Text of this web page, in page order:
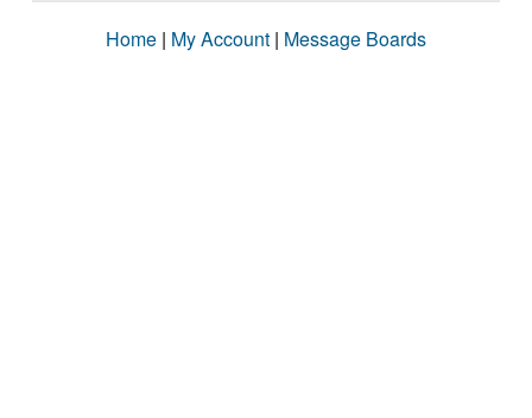
Home | My Account | Message Boards